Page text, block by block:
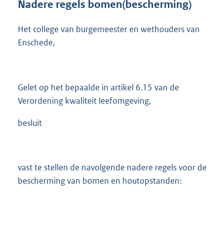
t
9
K
Nadere regels bomen(bescherming)
Het college van burgemeester en wethouders van
Enschede,
Gelet op het bepaalde in artikel 6.15 van de
Verordening kwaliteit leefomgeving,
besluit
vast te stellen de navolgende nadere regels voor de
bescherming van bomen en houtopstanden: